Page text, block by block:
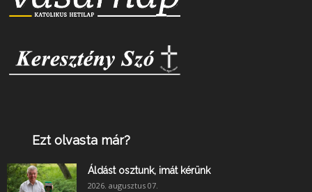
Ezt olvasta már?
Áldást osztunk, imát kérünk
2026. augusztus 07.